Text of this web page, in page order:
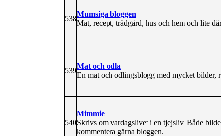
538
Mumsiga bloggen
Mat, recept, trädgård, hus och hem och lite
539
Mat och odla
En mat och odlingsblogg med mycket bilder,
540
Mimmie
Skrivs om vardagslivet i en tjejsliv. Både
kommentera gärna bloggen.